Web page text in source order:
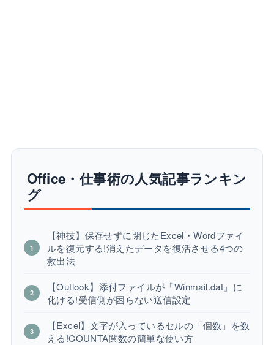
Office・仕事術の人気記事ランキン
グ
【神技】保存せずに閉じたExcel・Wordファイ
ルを復元する!消えたデータを復活させる4つの
救出法
【Outlook】添付ファイルが「Winmail.dat」に
化ける!受信側が困らない送信設定
【Excel】文字が入っているセルの「個数」を数
える!COUNTA関数の簡単な使い方